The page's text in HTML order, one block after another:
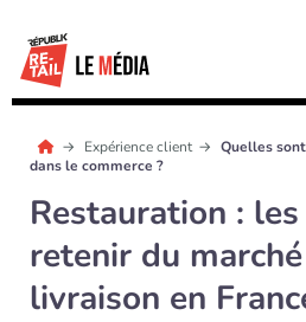
Expérience client
Quelles
dans le commerce ?
Restauration :
retenir du
livraison en